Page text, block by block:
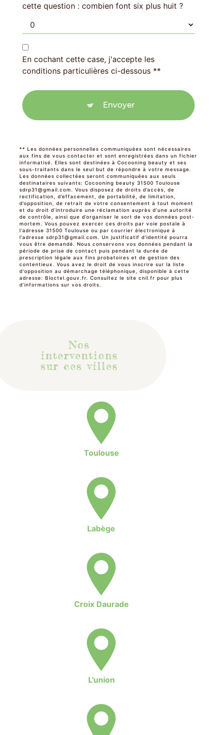
cette question : combien font six plus huit ?
En cochant cette case, j'accepte les
conditions particulières ci-dessous **
Envoyer
** Les données personnelles communiquées sont nécessaires
aux fins de vous contacter et sont enregistrées dans un fichier
informatisé. Elles sont destinées à Cocooning beauty et ses
sous-traitants dans le seul but de répondre à votre message.
Les données collectées seront communiquées aux seuls
destinataires suivants: Cocooning beauty 31500 Toulouse
sdrp31@gmail.com. Vous disposez de droits d’accès, de
rectification, d’effacement, de portabilité, de limitation,
d’opposition, de retrait de votre consentement à tout moment
et du droit d’introduire une réclamation auprès d’une autorité
de contrôle, ainsi que d’organiser le sort de vos données post-
mortem. Vous pouvez exercer ces droits par voie postale à
l'adresse 31500 Toulouse ou par courrier électronique à
l'adresse sdrp31@gmail.com. Un justificatif d'identité pourra
vous être demandé. Nous conservons vos données pendant la
période de prise de contact puis pendant la durée de
prescription légale aux fins probatoires et de gestion des
contentieux. Vous avez le droit de vous inscrire sur la liste
d'opposition au démarchage téléphonique, disponible à cette
adresse: Bloctel.gouv.fr. Consultez le site cnil.fr pour plus
d’informations sur vos droits.
Nos
interventions
sur ces villes
Toulouse
Labège
Croix Daurade
L'union